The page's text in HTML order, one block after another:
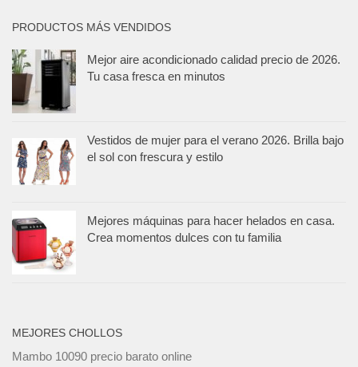
PRODUCTOS MÁS VENDIDOS
Mejor aire acondicionado calidad precio de 2026.
Tu casa fresca en minutos
Vestidos de mujer para el verano 2026. Brilla bajo
el sol con frescura y estilo
Mejores máquinas para hacer helados en casa.
Crea momentos dulces con tu familia
MEJORES CHOLLOS
Mambo 10090 precio barato online